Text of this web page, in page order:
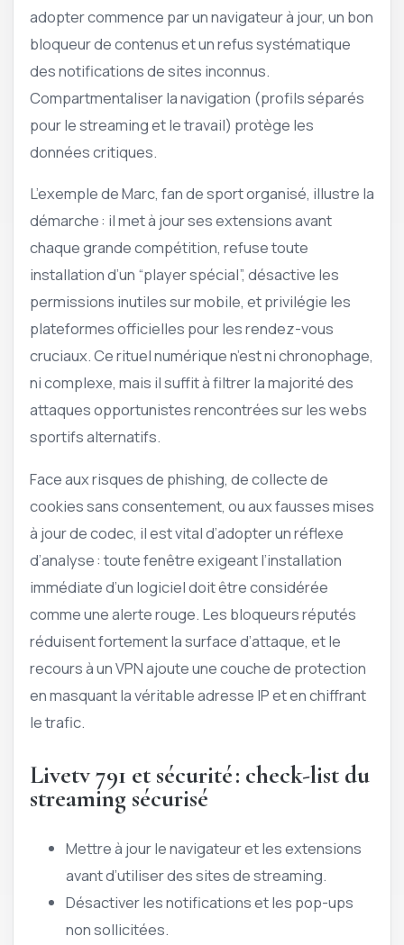
adopter commence par un navigateur à jour, un bon
bloqueur de contenus et un refus systématique
des notifications de sites inconnus.
Compartmentaliser la navigation (profils séparés
pour le streaming et le travail) protège les
données critiques.
L’exemple de Marc, fan de sport organisé, illustre la
démarche : il met à jour ses extensions avant
chaque grande compétition, refuse toute
installation d’un “player spécial”, désactive les
permissions inutiles sur mobile, et privilégie les
plateformes officielles pour les rendez-vous
cruciaux. Ce rituel numérique n’est ni chronophage,
ni complexe, mais il suffit à filtrer la majorité des
attaques opportunistes rencontrées sur les webs
sportifs alternatifs.
Face aux risques de phishing, de collecte de
cookies sans consentement, ou aux fausses mises
à jour de codec, il est vital d’adopter un réflexe
d’analyse : toute fenêtre exigeant l’installation
immédiate d’un logiciel doit être considérée
comme une alerte rouge. Les bloqueurs réputés
réduisent fortement la surface d’attaque, et le
recours à un VPN ajoute une couche de protection
en masquant la véritable adresse IP et en chiffrant
le trafic.
Livetv 791 et sécurité : check-list du
streaming sécurisé
Mettre à jour le navigateur et les extensions
avant d’utiliser des sites de streaming.
Désactiver les notifications et les pop-ups
non sollicitées.